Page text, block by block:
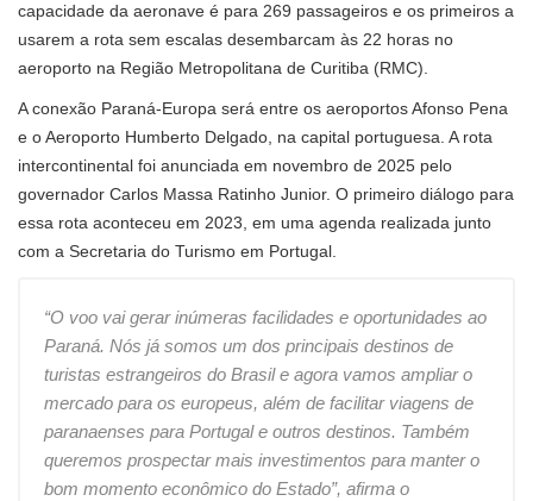
capacidade da aeronave é para 269 passageiros e os primeiros a
usarem a rota sem escalas desembarcam às 22 horas no
aeroporto na Região Metropolitana de Curitiba (RMC).
A conexão Paraná-Europa será entre os aeroportos Afonso Pena
e o Aeroporto Humberto Delgado, na capital portuguesa. A rota
intercontinental foi anunciada em novembro de 2025 pelo
governador Carlos Massa Ratinho Junior. O primeiro diálogo para
essa rota aconteceu em 2023, em uma agenda realizada junto
com a Secretaria do Turismo em Portugal.
“O voo vai gerar inúmeras facilidades e oportunidades ao
Paraná. Nós já somos um dos principais destinos de
turistas estrangeiros do Brasil e agora vamos ampliar o
mercado para os europeus, além de facilitar viagens de
paranaenses para Portugal e outros destinos. Também
queremos prospectar mais investimentos para manter o
bom momento econômico do Estado”, afirma o